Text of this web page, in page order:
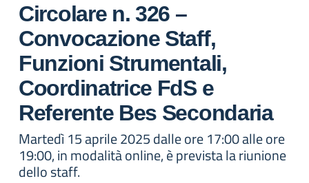
Circolare n. 326 –
Convocazione Staff,
Funzioni Strumentali,
Coordinatrice FdS e
Referente Bes Secondaria
Martedì 15 aprile 2025 dalle ore 17:00 alle ore
19:00, in modalità online, è prevista la riunione
dello staff.